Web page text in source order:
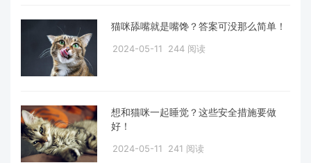
猫咪舔嘴就是嘴馋？答案可没那么简单！
2024-05-11 244 阅读
想和猫咪一起睡觉？这些安全措施要做
好！
2024-05-11 241 阅读